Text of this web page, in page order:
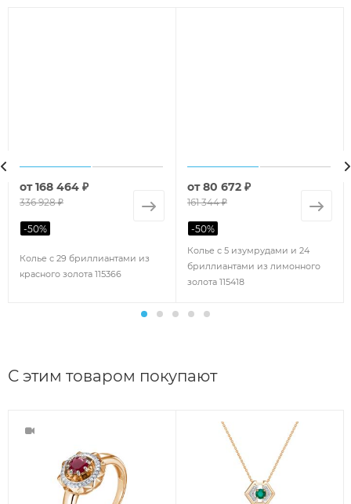
Колье с 29 бриллиантами из
красного золота 115366
от168 464 ₽
336 928 ₽
-50%
Колье с 5 изумрудами и 24
бриллиантами из лимонного
золота 115418
от80 672 ₽
161 344 ₽
-50%
С этим товаром покупают